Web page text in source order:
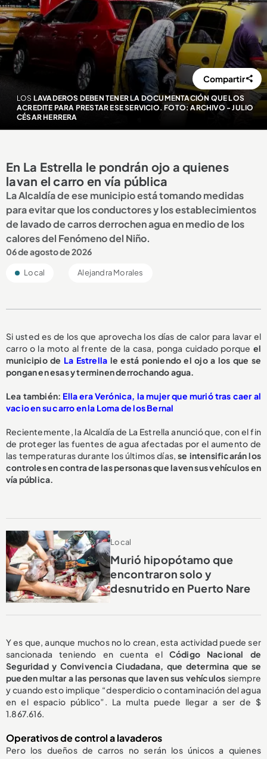
LOS LAVADEROS DEBEN TENER LA DOCUMENTACIÓN QUE LOS
ACREDITE PARA PRESTAR ESE SERVICIO. FOTO: ARCHIVO - JULIO
CÉSAR HERRERA
Compartir
En La Estrella le pondrán ojo a quienes
lavan el carro en vía pública
La Alcaldía de ese municipio está tomando medidas
para evitar que los conductores y los establecimientos
de lavado de carros derrochen agua en medio de los
calores del Fenómeno del Niño.
06 de agosto de 2026
Local Alejandra Morales
Si usted es de los que aprovecha los días de calor para lavar el
carro o la moto al frente de la casa, ponga cuidado porque el
municipio de La Estrella le está poniendo el ojo a los que se
pongan en esas y terminen derrochando agua.
Lea también: Ella era Verónica, la mujer que murió tras caer al
vacio en su carro en la Loma de los Bernal
Recientemente, la Alcaldía de La Estrella anunció que, con el fin
de proteger las fuentes de agua afectadas por el aumento de
las temperaturas durante los últimos días, se intensificarán los
controles en contra de las personas que laven sus vehículos en
vía pública.
Local
Murió hipopótamo que
encontraron solo y
desnutrido en Puerto Nare
Y es que, aunque muchos no lo crean, esta actividad puede ser
sancionada teniendo en cuenta el Código Nacional de
Seguridad y Convivencia Ciudadana, que determina que se
pueden multar a las personas que laven sus vehículos siempre
y cuando esto implique “desperdicio o contaminación del agua
en el espacio público”. La multa puede llegar a ser de $
1.867.616.
Operativos de control a lavaderos
Pero los dueños de carros no serán los únicos a quienes